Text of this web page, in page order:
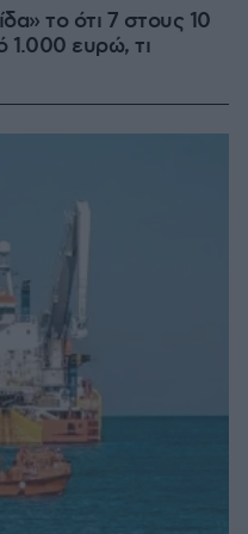
το ότι 7 στους 10
1.000 ευρώ, τι